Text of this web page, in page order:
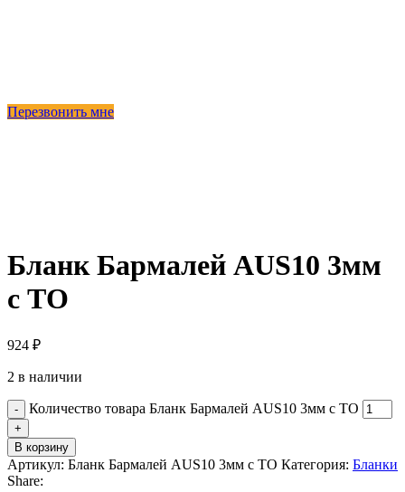
Перезвонить мне
Бланк Бармалей AUS10 3мм
с ТО
924 ₽
2 в наличии
Количество товара Бланк Бармалей AUS10 3мм с ТО
В корзину
Артикул: Бланк Бармалей AUS10 3мм с ТО Категория: Бланки
Share: